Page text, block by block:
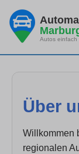
Autos einfach
Über
Willkommen
regionalen